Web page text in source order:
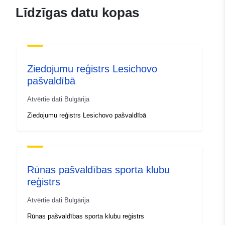
Līdzīgas datu kopas
Ziedojumu reģistrs Lesichovo
pašvaldībā
Atvērtie dati Bulgārija
Ziedojumu reģistrs Lesichovo pašvaldībā
Rūnas pašvaldības sporta klubu
reģistrs
Atvērtie dati Bulgārija
Rūnas pašvaldības sporta klubu reģistrs